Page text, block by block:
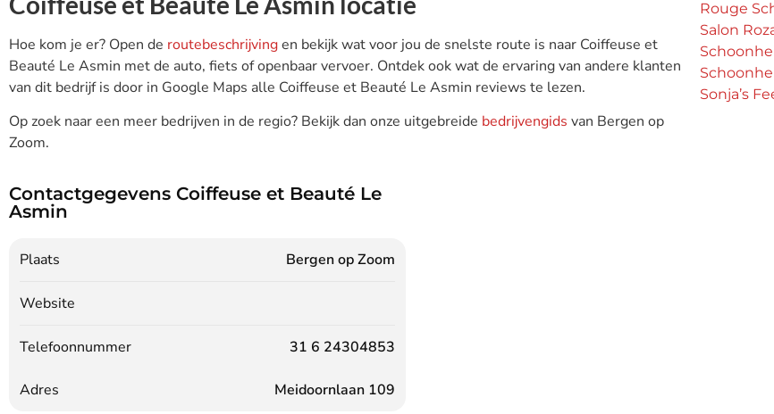
Hoe kom je er? Open de routebeschrijvingen bekijk wat voor jou de snelste route is naar Coiffeuse et
Beauté Le Asmin met de auto, fiets of openbaar vervoer. Ontdek ook wat de ervaring van andere klanten
van dit bedrijf is door in Google Maps alle Coiffeuse et Beauté Le Asmin reviews te lezen.
Op zoek naar een meer bedrijven in de regio? Bekijk dan onze uitgebreide bedrijvengids van Bergen op
Zoom.
Rouge
Salon
Sonja’s
Contactgegevens Coiffeuse et Beauté Le
Asmin
Plaats Bergen op Zoom
Website
Telefoonnummer 31 6 24304853
Adres Meidoornlaan 109